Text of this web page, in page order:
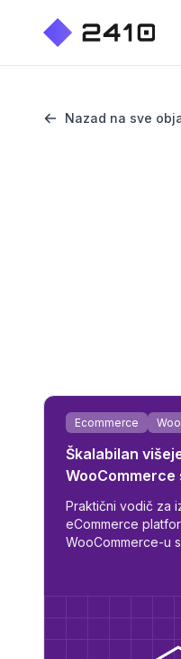
Nazad na sve
Ecommerce
Škalabilan
dobavljača i
Praktični vodič za
eCommerce
WooCommerce-u